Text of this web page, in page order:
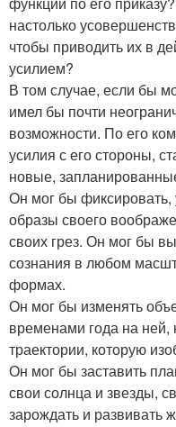
настолько
чтобы приводить их в
усилием?
В том случае, если бы
имел бы почти
возможности. По его
усилия с его стороны,
новые,
Он мог бы фиксировать,
образы своего
своих грез. Он мог бы
сознания в любом
формах.
Он мог бы изменять
временами года на
траектории, которую
Он мог бы заставить
свои солнца и звезды,
зарождать и развивать